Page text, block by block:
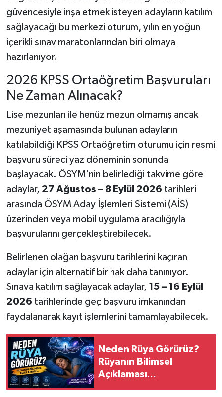
güvencesiyle inşa etmek isteyen adayların katılım
sağlayacağı bu merkezi oturum, yılın en yoğun
içerikli sınav maratonlarından biri olmaya
hazırlanıyor.
2026 KPSS Ortaöğretim Başvuruları
Ne Zaman Alınacak?
Lise mezunları ile henüz mezun olmamış ancak
mezuniyet aşamasında bulunan adayların
katılabildiği KPSS Ortaöğretim oturumu için resmi
başvuru süreci yaz döneminin sonunda
başlayacak. ÖSYM'nin belirlediği takvime göre
adaylar, 27 Ağustos – 8 Eylül 2026 tarihleri
arasında ÖSYM Aday İşlemleri Sistemi (AİS)
üzerinden veya mobil uygulama aracılığıyla
başvurularını gerçekleştirebilecek.
Belirlenen olağan başvuru tarihlerini kaçıran
adaylar için alternatif bir hak daha tanınıyor.
Sınava katılım sağlayacak adaylar, 15 – 16 Eylül
2026 tarihlerinde geç başvuru imkanından
faydalanarak kayıt işlemlerini tamamlayabilecek.
Neden Rüya Görürüz?
Rüyanın Bilimsel
Açıklaması...